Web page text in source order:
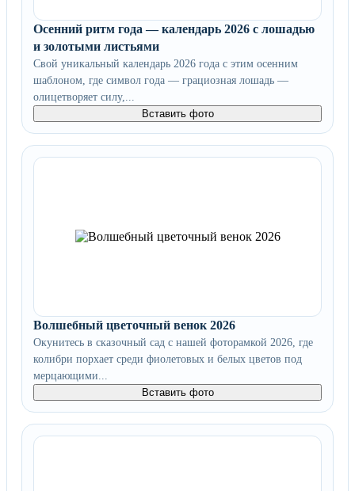
Осенний ритм года — календарь 2026 с лошадью
и золотыми листьями
Свой уникальный календарь 2026 года с этим осенним
шаблоном, где символ года — грациозная лошадь —
олицетворяет силу,...
Вставить фото
Волшебный цветочный венок 2026
Окунитесь в сказочный сад с нашей фоторамкой 2026, где
колибри порхает среди фиолетовых и белых цветов под
мерцающими...
Вставить фото